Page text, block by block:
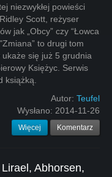
niezwykłej powieści
Scott, reżyser
jak „Obcy” czy “Łowca
to drugi tom
się już 5 grudnia
Księżyc. Serwis
książką.
Autor: Teufel
Wysłano: 2014-11-26
Więcej Komentarz
Abhorsen,